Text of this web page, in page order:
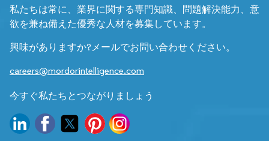
私たちは常に、業界に関する専門知識、問題解決能力、意
欲を兼ね備えた優秀な人材を募集しています。
興味がありますか?メールでお問い合わせください。
careers@mordorintelligence.com
今すぐ私たちとつながりましょう